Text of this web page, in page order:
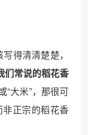
得清清楚楚，
们常说的稻花香
“大米”，那很可
非正宗的稻花香